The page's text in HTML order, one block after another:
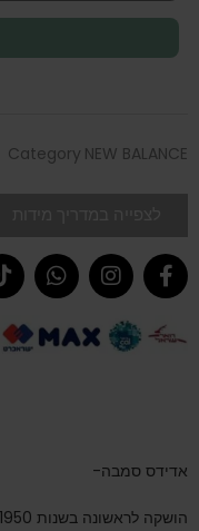
Category NEW BALANCE
אדידס סמבה-